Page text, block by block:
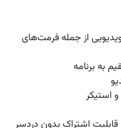
بیش از 50 فرمت ویدیویی از جمله فرمت‌های
به برنامه
رایگان با قابلیت اشتراک بدون دردسر